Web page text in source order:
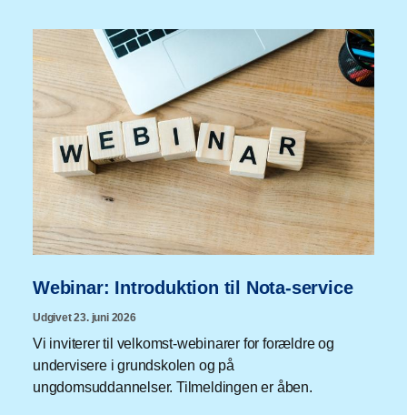
Webinar: Introduktion til Nota-service
Udgivet 23. juni 2026
Vi inviterer til velkomst-webinarer for forældre og
undervisere i grundskolen og på
ungdomsuddannelser. Tilmeldingen er åben.